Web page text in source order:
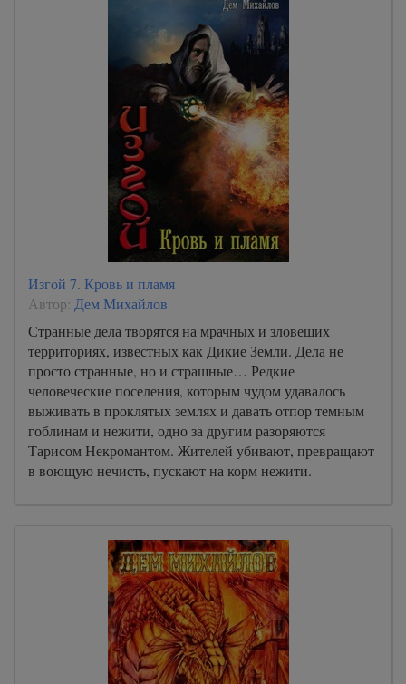
Изгой 7. Кровь и пламя
Автор: Дем Михайлов
Странные дела творятся на мрачных и зловещих
территориях, известных как Дикие Земли. Дела не
просто странные, но и страшные… Редкие
человеческие поселения, которым чудом удавалось
выживать в проклятых землях и давать отпор темным
гоблинам и нежити, одно за другим разоряются
Тарисом Некромантом. Жителей убивают, превращают
в воющую нечисть, пускают на корм нежити.